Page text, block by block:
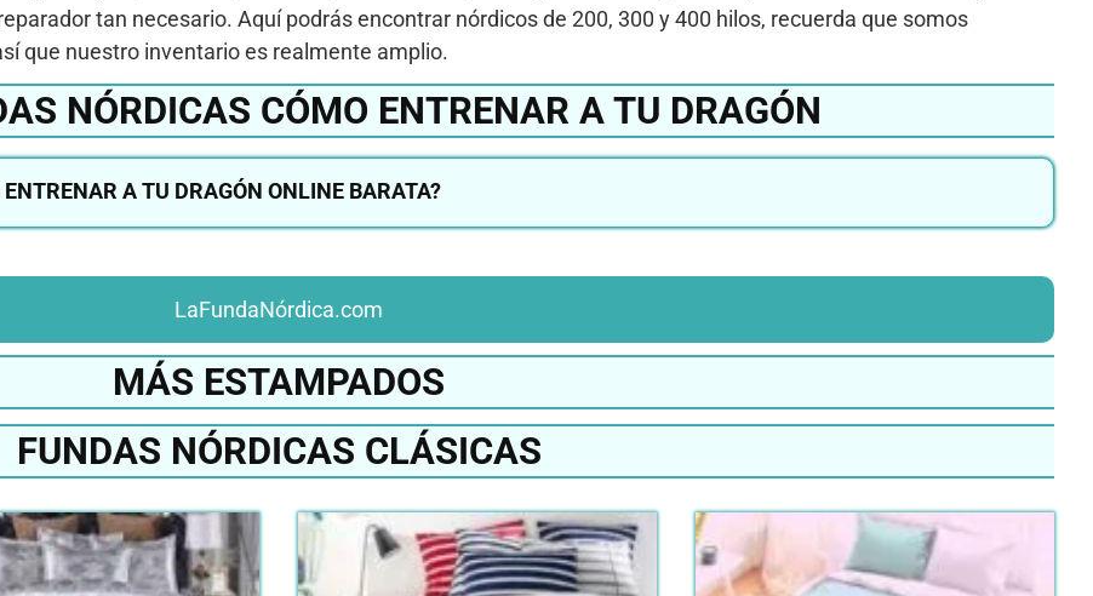
tan necesario. Aquí podrás encontrar nórdicos de 200, 300 y 400 hilos, recuerda que somos
que nuestro inventario es realmente amplio.
NÓRDICAS CÓMO ENTRENAR A TU DRAGÓN
A TU DRAGÓN ONLINE BARATA?
LaFundaNórdica.com
MÁS ESTAMPADOS
FUNDAS NÓRDICAS CLÁSICAS